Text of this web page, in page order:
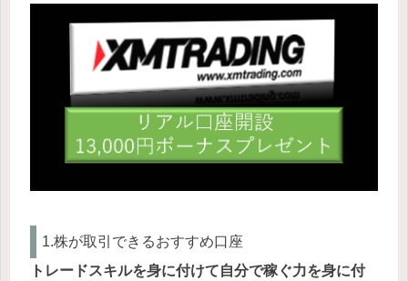
1.株が取引できるおすすめ口座
トレードスキルを身に付けて自分で稼ぐ力を身に付